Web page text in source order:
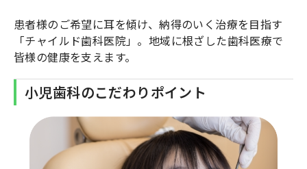
患者様のご希望に耳を傾け、納得のいく治療を目指す
「チャイルド歯科医院」。地域に根ざした歯科医療で
皆様の健康を支えます。
小児歯科のこだわりポイント